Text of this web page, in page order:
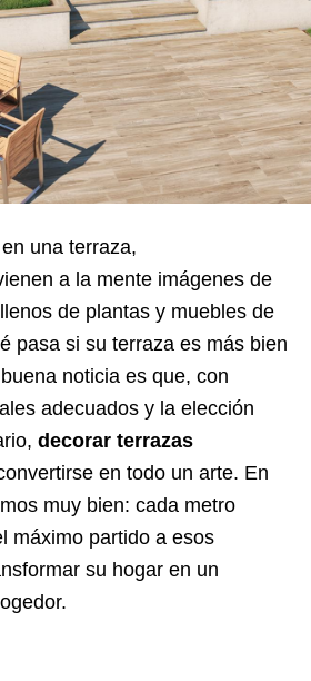
una terraza,
a la mente imágenes de
de plantas y muebles de
pasa si su terraza es más bien
noticia es que, con
adecuados y la elección
decorar terrazas
en todo un arte. En
muy bien: cada metro
máximo partido a esos
su hogar en un